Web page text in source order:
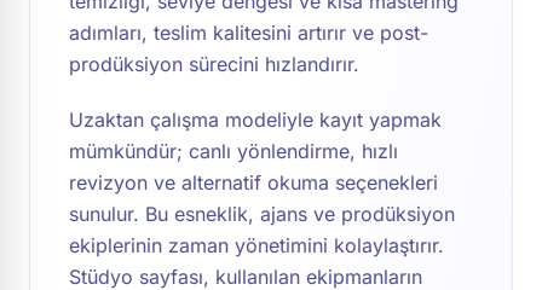
adımları, teslim kalitesini artırır ve post-
prodüksiyon sürecini hızlandırır.
Uzaktan çalışma modeliyle kayıt yapmak
mümkündür; canlı yönlendirme, hızlı
revizyon ve alternatif okuma seçenekleri
sunulur. Bu esneklik, ajans ve prodüksiyon
ekiplerinin zaman yönetimini kolaylaştırır.
Stüdyo sayfası, kullanılan ekipmanların